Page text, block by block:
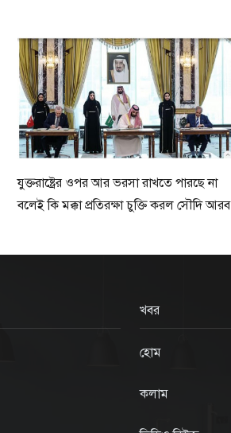
যুক্তরাষ্ট্রের ওপর আর ভরসা রাখতে পারছে না
বলেই কি মক্কা প্রতিরক্ষা চুক্তি করল সৌদি আরব
খবর
হোম
কলাম